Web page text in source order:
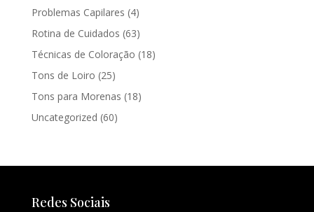
Problemas Capilares (4)
Rotina de Cuidados (63)
Técnicas de Coloração (18)
Tons de Loiro (25)
Tons para Morenas (18)
Uncategorized (60)
Redes Sociais